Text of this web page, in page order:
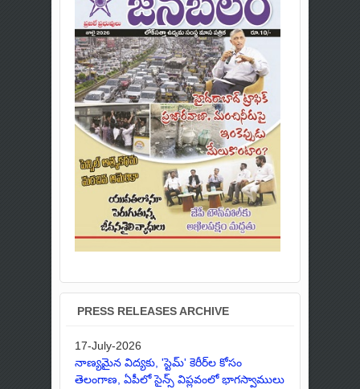
PRESS RELEASES ARCHIVE
17-July-2026
నాణ్యమైన విద్యకు, 'స్టెమ్' కెరీర్‌ల కోసం
తెలంగాణ, ఏపీలో సైన్స్ విప్లవంలో భాగస్వాములు